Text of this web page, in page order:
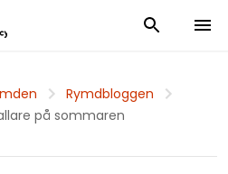
Visa och dölj
Visa
Rymdbloggen
på sommaren